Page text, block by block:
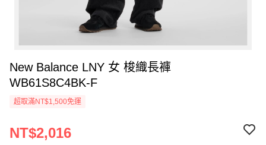
New Balance LNY 女 梭織長褲
WB61S8C4BK-F
超取滿NT$1,500免運
NT$2,016